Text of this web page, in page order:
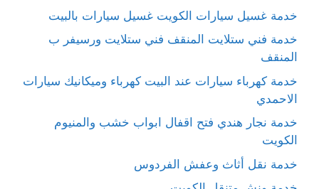
خدمة غسيل سيارات الكويت غسيل سيارات بالبيت
خدمة فني ستلايت المنقف فني ستلايت ورسيفر ب
المنقف
خدمة كهرباء سيارات عند البيت كهرباء وميكانيك سيارات
الاحمدي
خدمة نجار هندي فتح اقفال ابواب خشب والمنيوم
الكويت
خدمة نقل أثاث وعفش الفردوس